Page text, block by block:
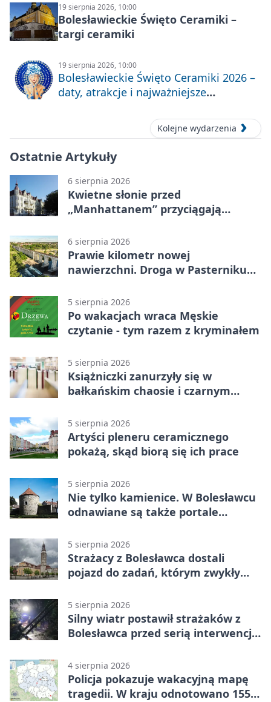
19 sierpnia 2026, 10:00
Bolesławieckie Święto Ceramiki –
targi ceramiki
19 sierpnia 2026, 10:00
Bolesławieckie Święto Ceramiki 2026 –
daty, atrakcje i najważniejsze
Kolejne wydarzenia
Ostatnie Artykuły
6 sierpnia 2026
Kwietne słonie przed
„Manhattanem” przyciągają
6 sierpnia 2026
Prawie kilometr nowej
nawierzchni. Droga w Pasterniku
5 sierpnia 2026
Po wakacjach wraca Męskie
czytanie - tym razem z kryminałem
5 sierpnia 2026
Książniczki zanurzyły się w
bałkańskim chaosie i czarnym
5 sierpnia 2026
Artyści pleneru ceramicznego
pokażą, skąd biorą się ich prace
5 sierpnia 2026
Nie tylko kamienice. W Bolesławcu
odnawiane są także portale
5 sierpnia 2026
Strażacy z Bolesławca dostali
pojazd do zadań, którym zwykły
5 sierpnia 2026
Silny wiatr postawił strażaków z
Bolesławca przed serią interwencji -
4 sierpnia 2026
Policja pokazuje wakacyjną mapę
tragedii. W kraju odnotowano 155